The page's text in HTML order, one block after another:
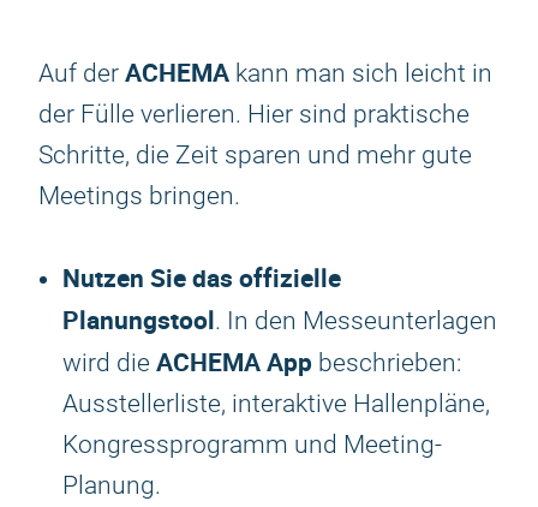
Auf der ACHEMA kann man sich leicht in
der Fülle verlieren. Hier sind praktische
Schritte, die Zeit sparen und mehr gute
Meetings bringen.
Nutzen Sie das offizielle
Planungstool. In den Messeunterlagen
wird die ACHEMAApp beschrieben:
Ausstellerliste, interaktive Hallenpläne,
Kongressprogramm und Meeting-
Planung.